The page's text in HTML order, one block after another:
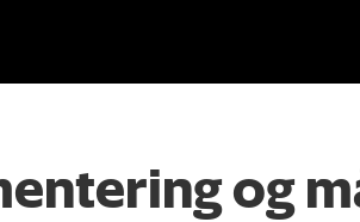
og